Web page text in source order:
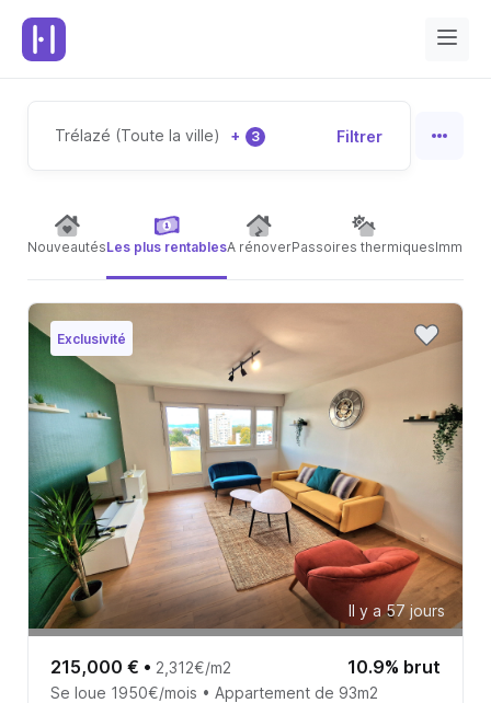
Trélazé (Toute la ville) + 3 Filtrer
NouveautésLes plus rentablesA rénoverPassoires thermiques
Exclusivité
Il y a 57 jours
215,000 € • 2,312€/m2 10.9% brut
Se loue 1950€/mois • Appartement de 93m2